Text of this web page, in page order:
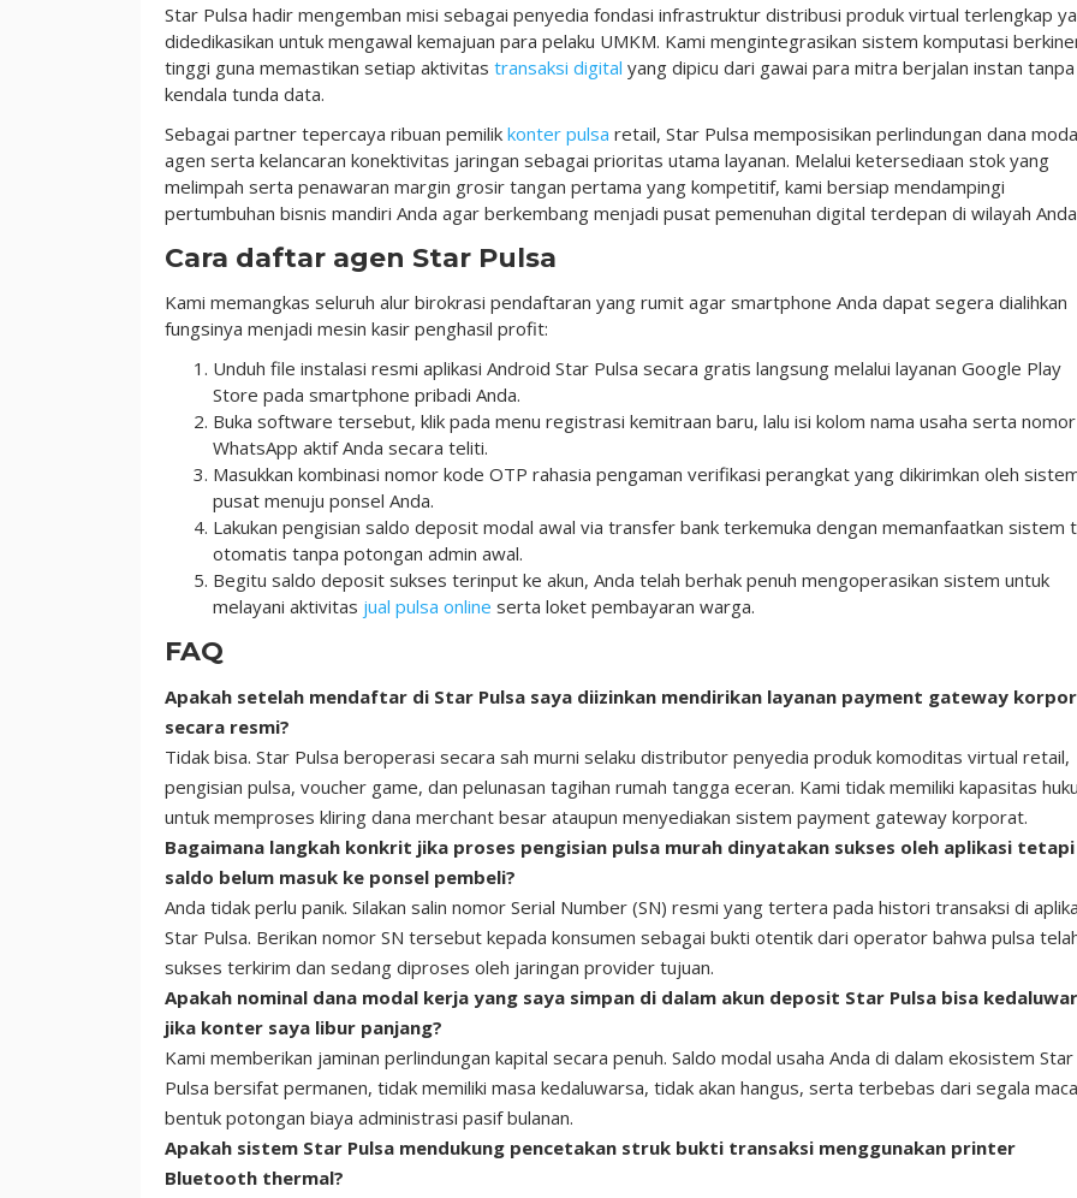
Star Pulsa hadir mengemban misi sebagai penyedia fondasi infrastruktur distribusi produk virtual terlengkap
didedikasikan untuk mengawal kemajuan para pelaku UMKM. Kami mengintegrasikan sistem komputasi
tinggi guna memastikan setiap aktivitas transaksi digital yang dipicu dari gawai para mitra berjalan instan tanpa
kendala tunda data.
Sebagai partner tepercaya ribuan pemilik konter pulsa retail, Star Pulsa memposisikan perlindungan dana
agen serta kelancaran konektivitas jaringan sebagai prioritas utama layanan. Melalui ketersediaan stok yang
melimpah serta penawaran margin grosir tangan pertama yang kompetitif, kami bersiap mendampingi
pertumbuhan bisnis mandiri Anda agar berkembang menjadi pusat pemenuhan digital terdepan di wilayah
Cara daftar agen Star Pulsa
Kami memangkas seluruh alur birokrasi pendaftaran yang rumit agar smartphone Anda dapat segera dialihkan
fungsinya menjadi mesin kasir penghasil profit:
Unduh file instalasi resmi aplikasi Android Star Pulsa secara gratis langsung melalui layanan Google Play
Store pada smartphone pribadi Anda.
Buka software tersebut, klik pada menu registrasi kemitraan baru, lalu isi kolom nama usaha serta nomor
WhatsApp aktif Anda secara teliti.
Masukkan kombinasi nomor kode OTP rahasia pengaman verifikasi perangkat yang dikirimkan oleh
pusat menuju ponsel Anda.
Lakukan pengisian saldo deposit modal awal via transfer bank terkemuka dengan memanfaatkan sistem
otomatis tanpa potongan admin awal.
Begitu saldo deposit sukses terinput ke akun, Anda telah berhak penuh mengoperasikan sistem untuk
melayani aktivitas jual pulsa online serta loket pembayaran warga.
FAQ
Apakah setelah mendaftar di Star Pulsa saya diizinkan mendirikan layanan payment gateway
secara resmi?
Tidak bisa. Star Pulsa beroperasi secara sah murni selaku distributor penyedia produk komoditas virtual retail,
pengisian pulsa, voucher game, dan pelunasan tagihan rumah tangga eceran. Kami tidak memiliki kapasitas
untuk memproses kliring dana merchant besar ataupun menyediakan sistem payment gateway korporat.
Bagaimana langkah konkrit jika proses pengisian pulsa murah dinyatakan sukses oleh aplikasi tetapi
saldo belum masuk ke ponsel pembeli?
Anda tidak perlu panik. Silakan salin nomor Serial Number (SN) resmi yang tertera pada histori transaksi di
Star Pulsa. Berikan nomor SN tersebut kepada konsumen sebagai bukti otentik dari operator bahwa pulsa
sukses terkirim dan sedang diproses oleh jaringan provider tujuan.
Apakah nominal dana modal kerja yang saya simpan di dalam akun deposit Star Pulsa bisa
jika konter saya libur panjang?
Kami memberikan jaminan perlindungan kapital secara penuh. Saldo modal usaha Anda di dalam ekosistem Star
Pulsa bersifat permanen, tidak memiliki masa kedaluwarsa, tidak akan hangus, serta terbebas dari segala
bentuk potongan biaya administrasi pasif bulanan.
Apakah sistem Star Pulsa mendukung pencetakan struk bukti transaksi menggunakan printer
Bluetooth thermal?